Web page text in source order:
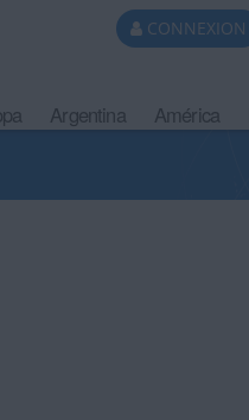
CONNEXION
Argentina América